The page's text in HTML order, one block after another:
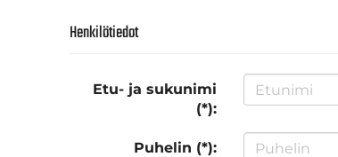
Henkilötiedot
Etu- ja sukunimi
(*):
Puhelin (*):